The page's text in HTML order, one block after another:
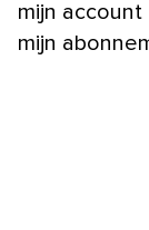
mijn account
mijn